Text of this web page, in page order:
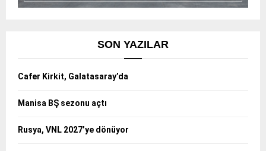
SON YAZILAR
Cafer Kirkit, Galatasaray’da
Manisa BŞ sezonu açtı
Rusya, VNL 2027’ye dönüyor